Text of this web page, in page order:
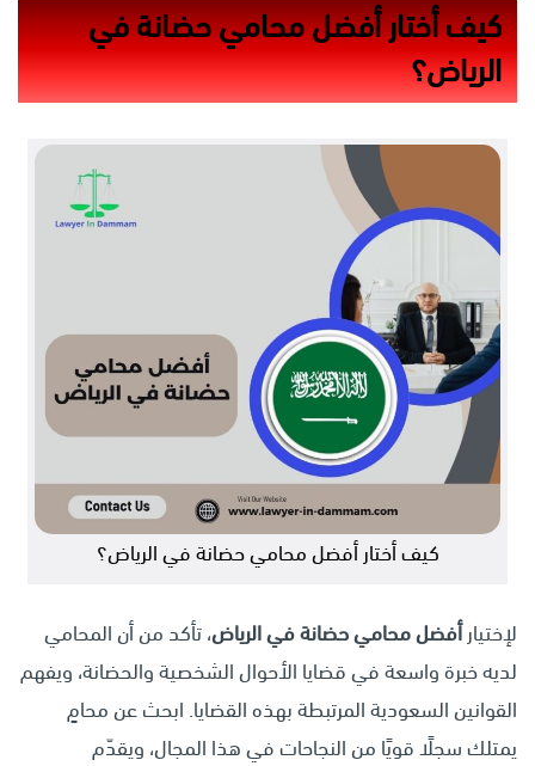
كيف أختارأفضل محامي حضانة في
الرياض؟
كيف أختار أفضل محامي حضانة في الرياض؟
لإختيارأفضل محامي حضانة في الرياض، تأكد من أن المحامي
لديه خبرة واسعة في قضايا الأحوال الشخصية والحضانة، ويفهم
القوانين السعودية المرتبطة بهذه القضايا. ابحث عن محامٍ
يمتلك سجلًا قويًا من النجاحات في هذا المجال، ويقدّم